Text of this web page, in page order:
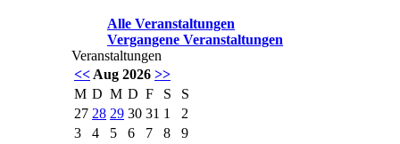
Alle Veranstaltungen
Vergangene Veranstaltungen
Veranstaltungen
<< Aug 2026 >>
M D M D F S
S
27 28 29 30 31 1
2
3
4 5 6 7 8
9